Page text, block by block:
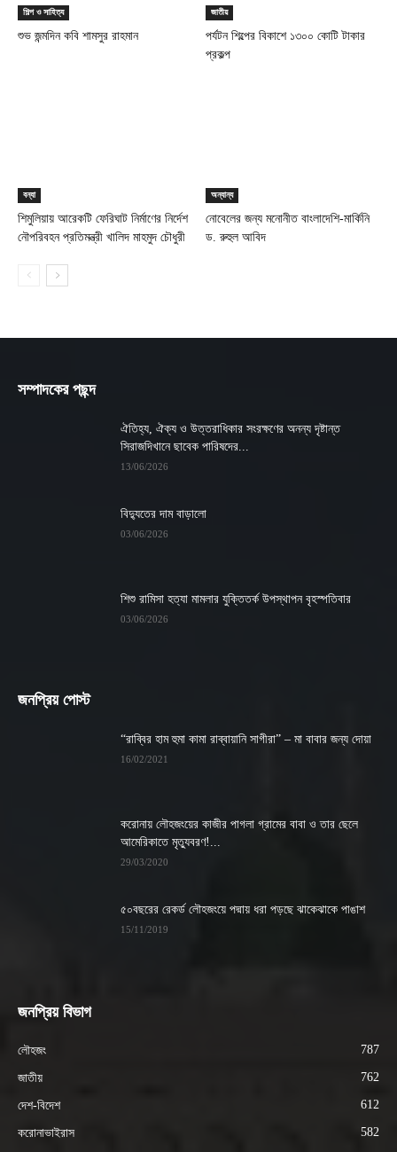
শিল্প ও সাহিত্য
শুভ জন্মদিন কবি শামসুর রাহমান
জাতীয়
পর্যটন শিল্পের বিকাশে ১৩০০ কোটি টাকার
প্রকল্প
বন্যা
শিমুলিয়ায় আরেকটি ফেরিঘাট নির্মাণের নির্দেশ
নৌপরিবহন প্রতিমন্ত্রী খালিদ মাহমুদ চৌধুরী
অন্যান্য
নোবেলের জন্য মনোনীত বাংলাদেশি-মার্কিনি
ড. রুহুল আবিদ
সম্পাদকের পছন্দ
ঐতিহ্য, ঐক্য ও উত্তরাধিকার সংরক্ষণের অনন্য দৃষ্টান্ত
সিরাজদিখানে ছাবেক পারিষদের...
13/06/2026
বিদ্যুতের দাম বাড়ালো
03/06/2026
শিশু রামিসা হত্যা মামলার যুক্তিতর্ক উপস্থাপন বৃহস্পতিবার
03/06/2026
জনপ্রিয় পোস্ট
“রাব্বির হাম হুমা কামা রাব্বায়ানি সাগীরা” – মা বাবার জন্য দোয়া
16/02/2021
করোনায় লৌহজংয়ের কাজীর পাগলা গ্রামের বাবা ও তার ছেলে
আমেরিকাতে মৃত্যুবরণ!...
29/03/2020
৫০বছরের রেকর্ড লৌহজংয়ে পদ্মায় ধরা পড়ছে ঝাকেঝাকে পাঙাশ
15/11/2019
জনপ্রিয় বিভাগ
লৌহজং 787
জাতীয় 762
দেশ-বিদেশ 612
করোনাভাইরাস 582